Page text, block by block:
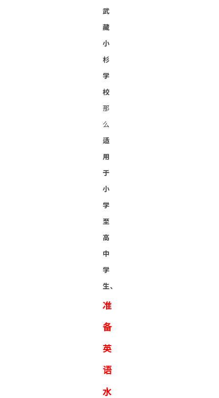
武
藏
小
杉
学
校
那
么
适
用
于
小
学
至
高
中
学
生、
准
备
英
语
水